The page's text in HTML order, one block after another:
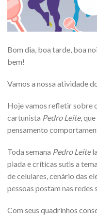
Bom dia, boa tarde, boa
bem!
Vamos a nossa atividade
Hoje vamos refletir sobre
cartunista Pedro Leite,
pensamento
Toda semana Pedro Leite
piada e críticas sutis a
de celulares, cenário das
pessoas postam nas redes
Com seus quadrinhos